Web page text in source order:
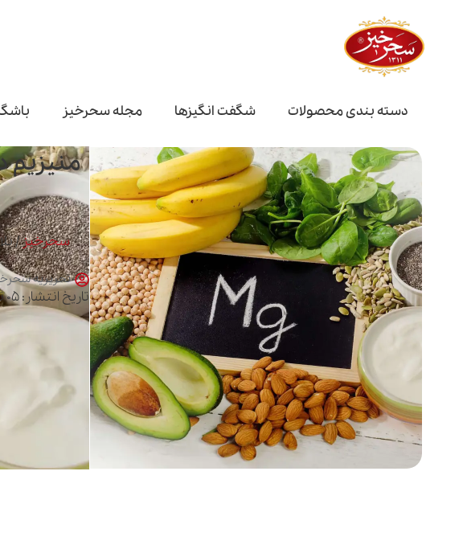
دسته بندی محصولات شگفت انگیز‌ها مجله سحرخیز
منیزیم
سحرخیز/
تحریریه
تاریخ انتشار: ۰۵ تیر ۱۴۰۴ | تاریخ بروزرسانی: ۰۷ تیر ۱۴۰۴